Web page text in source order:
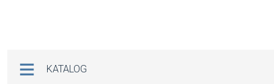
KATALOG